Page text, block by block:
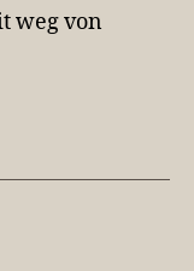
aber
weg von